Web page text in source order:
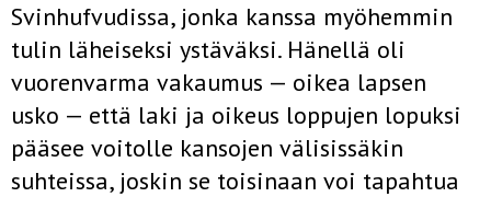
Svinhufvudissa, jonka kanssa myöhemmin
tulin läheiseksi ystäväksi. Hänellä oli
vuorenvarma vakaumus — oikea lapsen
usko — että laki ja oikeus loppujen lopuksi
pääsee voitolle kansojen välisissäkin
suhteissa, joskin se toisinaan voi tapahtua